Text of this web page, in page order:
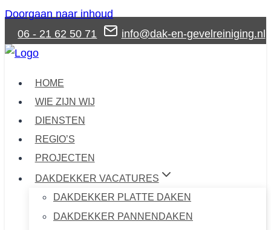
Doorgaan naar inhoud
06 - 21 62 50 71
info@dak-en-gevelreiniging.nl
HOME
WIE ZIJN WIJ
DIENSTEN
REGIO’S
PROJECTEN
DAKDEKKER VACATURES
DAKDEKKER PLATTE DAKEN
DAKDEKKER PANNENDAKEN